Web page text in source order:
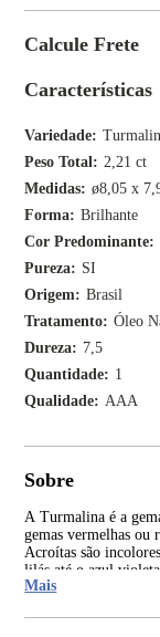
Características
Variedade
Peso Total
2,21 ct
Medidas
ø8,05 x
Forma
Brilhante
Cor Predominante
Pureza
SI
Origem
Brasil
Tratamento
Óleo
Dureza
7,5
Quantidade
1
Qualidade
AAA
Sobre
A Turmalina é a
gemas vermelhas ou
Acroítas são
lilás até o azul
castanho a amarelo
Mais
Calcule Frete